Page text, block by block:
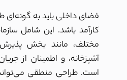
فضای داخلی باید به
کارآمد باشد. این شامل
مختلف، مانند بخش
آشپزخانه، و اطمینان از
است. طراحی منطقی